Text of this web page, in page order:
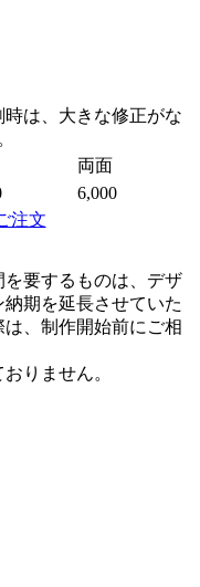
は、大きな修正がな
両面
6,000
要するものは、デザ
期を延長させていた
、制作開始前にご相
りません。